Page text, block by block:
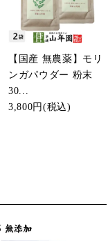
【国産 無農薬】モリ
ンガパウダー 粉末
30...
3,800円(税込)